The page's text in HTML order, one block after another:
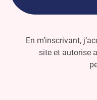
En m’inscrivant,
site et autorise